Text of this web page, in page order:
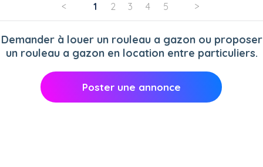
< 1 2 3 4 5 >
Demander à louer un rouleau a gazon ou proposer
un rouleau a gazon en location entre particuliers.
Poster une annonce